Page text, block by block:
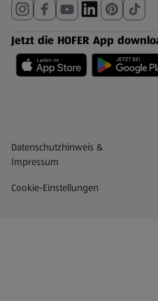
Jetzt die HOFER App
Datenschutz- und
Datenschutzhinweis &
Impressum
Cookie-Einstellungen